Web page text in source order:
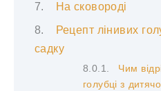
На сковороді
Рецепт лінивих
садку
Чим
голубці з